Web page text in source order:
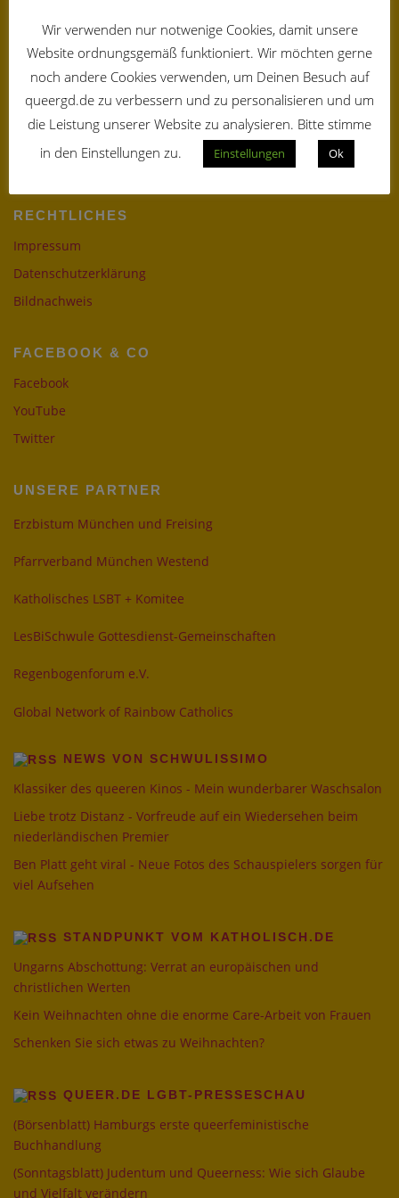
a
i
o
n
August 9 @ 19:00
queerGottesdienst
September 13 @ 19:00
queerGottesdienst
Oktober 11 @ 19:00
RECHTLICHES
Impressum
Datenschutzerklärung
Bildnachweis
FACEBOOK & CO
Facebook
YouTube
Twitter
UNSERE PARTNER
Erzbistum München und Freising
Pfarrverband München Westend
Katholisches LSBT + Komitee
LesBiSchwule Gottesdienst-Gemeinschaften
Regenbogenforum e.V.
Global Network of Rainbow Catholics
NEWS VON SCHWULISSIMO
Klassiker des queeren Kinos - Mein wunderbarer Waschsalon
Liebe trotz Distanz - Vorfreude auf ein Wiedersehen beim
niederländischen Premier
Ben Platt geht viral - Neue Fotos des Schauspielers sorgen für
viel Aufsehen
STANDPUNKT VOM KATHOLISCH.DE
Ungarns Abschottung: Verrat an europäischen und
christlichen Werten
Kein Weihnachten ohne die enorme Care-Arbeit von Frauen
Schenken Sie sich etwas zu Weihnachten?
QUEER.DE LGBT-PRESSESCHAU
(Börsenblatt) Hamburgs erste queerfeministische
Buchhandlung
(Sonntagsblatt) Judentum und Queerness: Wie sich Glaube
und Vielfalt verändern
Wir verwenden nur notwenige Cookies, damit unsere
Website ordnungsgemäß funktioniert. Wir möchten gerne
noch andere Cookies verwenden, um Deinen Besuch auf
queergd.de zu verbessern und zu personalisieren und um
die Leistung unserer Website zu analysieren. Bitte stimme
in den Einstellungen zu.
Einstellungen Ok